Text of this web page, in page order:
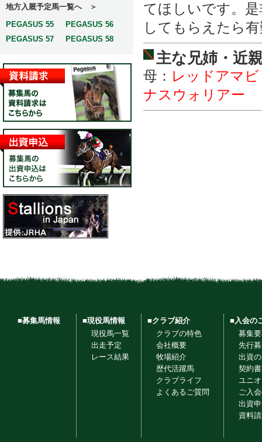
地方入厩予定馬一覧へ ＞
PEGASUS 55
PEGASUS 56
PEGASUS 57
PEGASUS 58
てほしいです。
してもらえたら
主な兄姉・近
母： レッドアマ
ナスウォリアー
■募集馬情報
■現役馬情報
現役馬一覧
出走予定
レース結果
■クラブ紹介
クラブの特色
会社概要
牧場紹介
歴代活躍馬
クラブライフ
よくあるご質問
■入会の
募集
先行
出資
契約
ユニ
ご入
出資
資料